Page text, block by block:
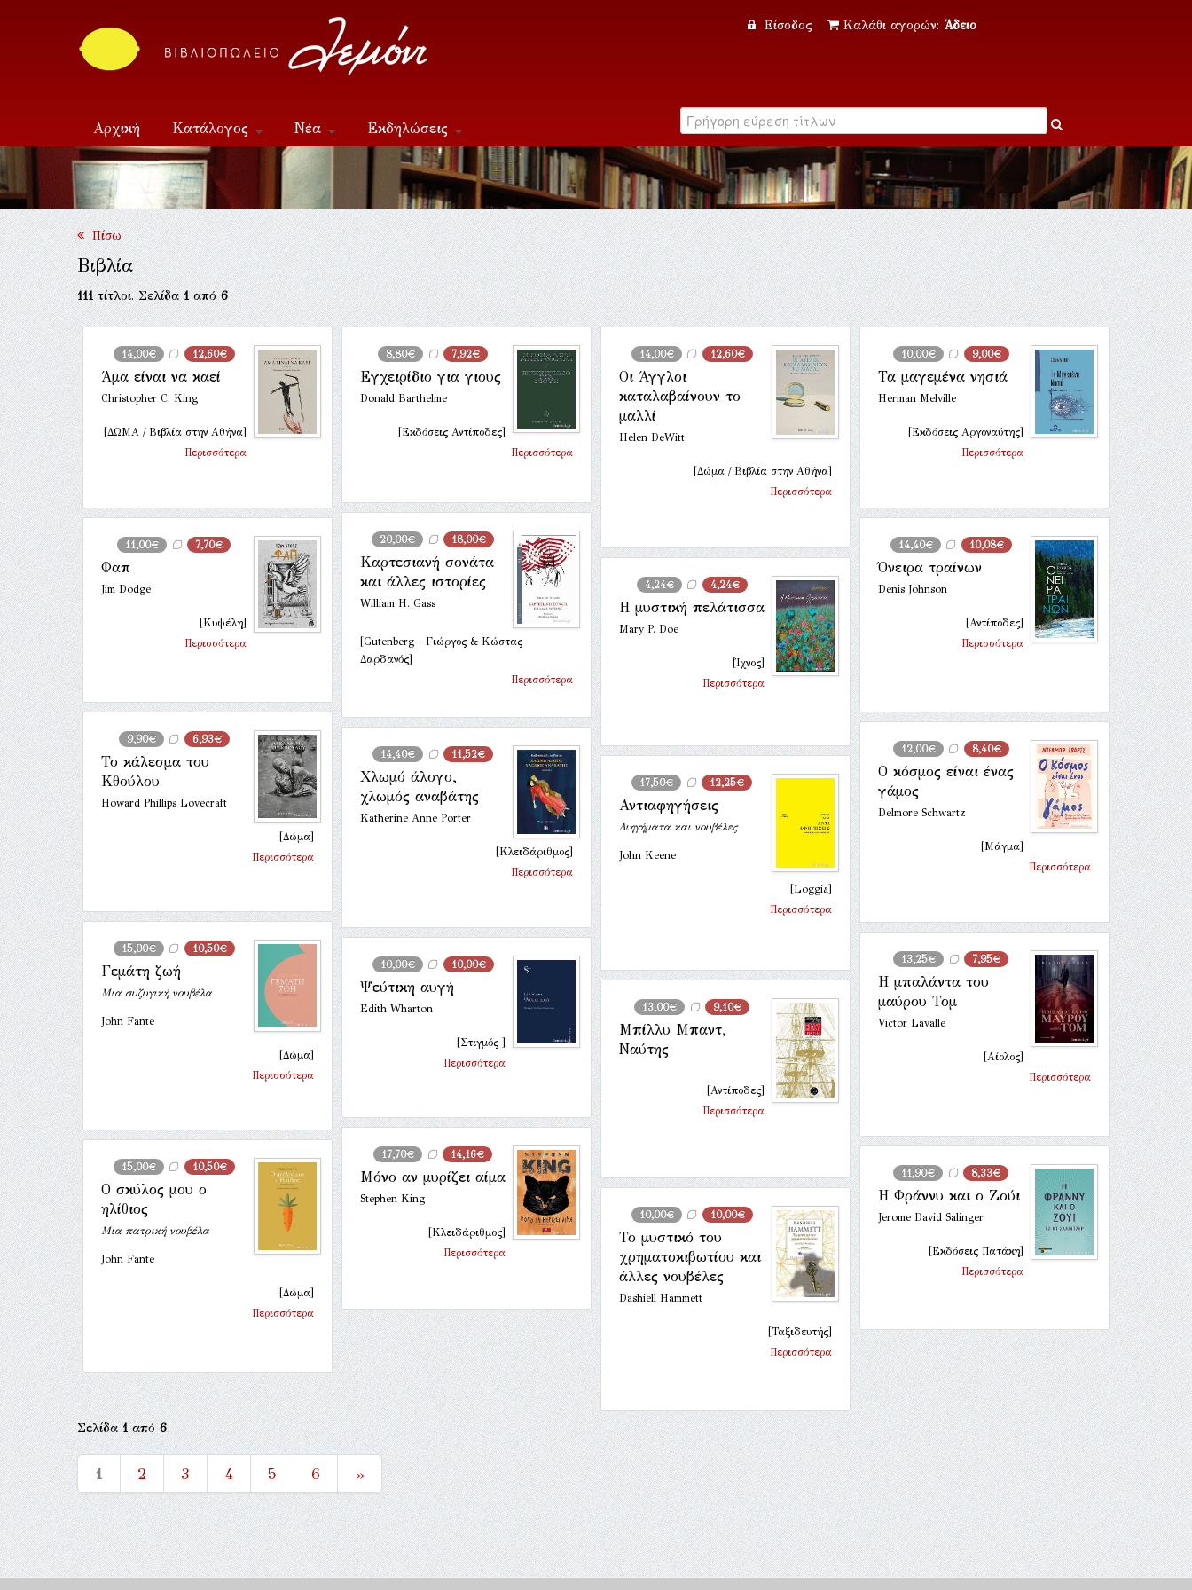
Είσοδος Καλάθι αγορών: Άδειο
Αρχική Κατάλογος Νέα Εκδηλώσεις
Επικοινωνία
Πίσω
Βιβλία
111τίτλοι. Σελίδα1από6
14,00€ 12,60€
Άμα είναι να καεί
Christopher C. King
[ΔΩΜΑ / Βιβλία στην Αθήνα]
Περισσότερα
8,80€ 7,92€
Εγχειρίδιο για γιους
Donald Barthelme
[Εκδόσεις Αντίποδες]
Περισσότερα
14,00€ 12,60€
Οι Άγγλοι
καταλαβαίνουν το
μαλλί
Helen DeWitt
[Δώμα / Βιβλία στην Αθήνα]
Περισσότερα
10,00€ 9,00€
Τα μαγεμένα νησιά
Herman Melville
[Εκδόσεις Αργοναύτης]
Περισσότερα
20,00€ 18,00€
Καρτεσιανή σονάτα
και άλλες ιστορίες
William H. Gass
[Gutenberg - Γιώργος & Κώστας
Δαρδανός]
Περισσότερα
11,00€ 7,70€
Φαπ
Jim Dodge
[Κυψέλη]
Περισσότερα
14,40€ 10,08€
Όνειρα τραίνων
Denis Johnson
[Αντίποδες]
Περισσότερα
4,24€ 4,24€
Η μυστική πελάτισσα
Mary P. Doe
[Ίχνος]
Περισσότερα
9,90€ 6,93€
Το κάλεσμα του
Κθούλου
Howard Phillips Lovecraft
[Δώμα]
Περισσότερα
12,00€ 8,40€
Ο κόσμος είναι ένας
γάμος
Delmore Schwartz
[Μάγμα]
Περισσότερα
14,40€ 11,52€
Χλωμό άλογο,
χλωμός αναβάτης
Katherine Anne Porter
[Κλειδάριθμος]
Περισσότερα
17,50€ 12,25€
Αντιαφηγήσεις
Διηγήματα και νουβέλες
John Keene
[Loggia]
Περισσότερα
15,00€ 10,50€
Γεμάτη ζωή
Μια συζυγική νουβέλα
John Fante
[Δώμα]
Περισσότερα
13,25€ 7,95€
H μπαλάντα του
μαύρου Τομ
Victor Lavalle
[Αίολος]
Περισσότερα
10,00€ 10,00€
Ψεύτικη αυγή
Edith Wharton
[Στιγμός ]
Περισσότερα
13,00€ 9,10€
Μπίλλυ Μπαντ,
Ναύτης
[Αντίποδες]
Περισσότερα
17,70€ 14,16€
Μόνο αν μυρίζει αίμα
Stephen King
[Κλειδάριθμος]
Περισσότερα
15,00€ 10,50€
Ο σκύλος μου ο
ηλίθιος
Μια πατρική νουβέλα
John Fante
[Δώμα]
Περισσότερα
11,90€ 8,33€
Η Φράννυ και ο Ζούι
Jerome David Salinger
[Εκδόσεις Πατάκη]
Περισσότερα
10,00€ 10,00€
Το μυστικό του
χρηματοκιβωτίου και
άλλες νουβέλες
Dashiell Hammett
[Ταξιδευτής]
Περισσότερα
Σελίδα1από6
1 2 3 4 5 6 »